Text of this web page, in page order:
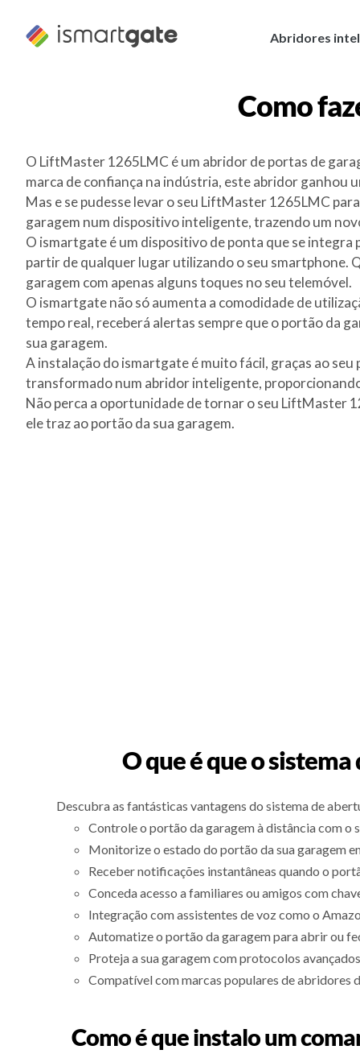
Abridores
Como
O LiftMaster 1265LMC é um abridor de portas de
marca de confiança na indústria, este abridor ganhou
Mas e se pudesse levar o seu LiftMaster 1265LMC
garagem num dispositivo inteligente, trazendo um
O ismartgate é um dispositivo de ponta que se
partir de qualquer lugar utilizando o seu smartphone.
garagem com apenas alguns toques no seu telemóvel.
O ismartgate não só aumenta a comodidade de
tempo real, receberá alertas sempre que o portão da
sua garagem.
A instalação do ismartgate é muito fácil, graças ao
transformado num abridor inteligente,
Não perca a oportunidade de tornar o seu LiftMaster
ele traz ao portão da sua garagem.
O que é que o
Descubra as fantásticas vantagens do sistema de
Controle o portão da garagem à distância com o
Monitorize o estado do portão da sua garagem
Receber notificações instantâneas quando o
Conceda acesso a familiares ou amigos com
Integração com assistentes de voz como o
Automatize o portão da garagem para abrir ou
Proteja a sua garagem com protocolos
Compatível com marcas populares de abridores
Como é que instalo um